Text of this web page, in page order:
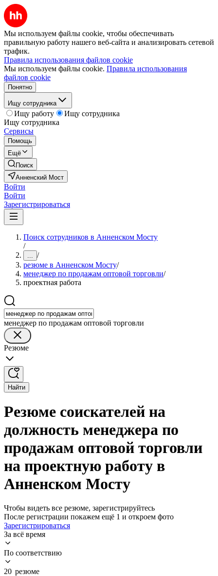
Мы используем файлы cookie, чтобы обеспечивать
правильную работу нашего веб-сайта и анализировать сетевой
трафик.
Правила использования файлов cookie
Мы используем файлы cookie. Правила использования
файлов cookie
Понятно
Ищу сотрудника
Ищу работу
Ищу сотрудника
Ищу сотрудника
Сервисы
Помощь
Ещё
Поиск
Анненский Мост
Войти
Войти
Зарегистрироваться
Поиск сотрудников в Анненском Мосту
/
... /
резюме в Анненском Мосту/
менеджер по продажам оптовой торговли/
проектная работа
менеджер по продажам оптовой торговли
Резюме
Найти
Резюме соискателей на
должность менеджера по
продажам оптовой торговли
на проектную работу в
Анненском Мосту
Чтобы видеть все резюме, зарегистрируйтесь
После регистрации покажем ещё 1 и откроем фото
Зарегистрироваться
За всё время
По соответствию
20 резюме